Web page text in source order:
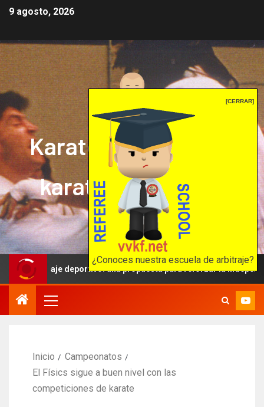
[CERRAR]
¿Conoces nuestra escuela de arbitraje?
9 agosto, 2026
Karate mrprepor: el
karate en internet
El karate en internet
deportivo: una propuesta para reforzar la independencia
Inicio
Campeonatos
El Físics sigue a buen nivel con las
competiciones de karate